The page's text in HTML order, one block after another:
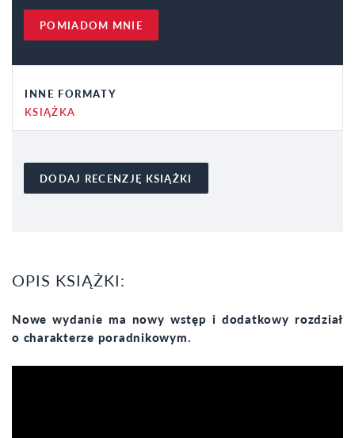
POMIADOM MNIE
INNE FORMATY
KSIĄŻKA
DODAJ RECENZJĘ KSIĄŻKI
OPIS KSIĄŻKI:
Nowe wydanie ma nowy wstęp i dodatkowy rozdział
o charakterze poradnikowym.